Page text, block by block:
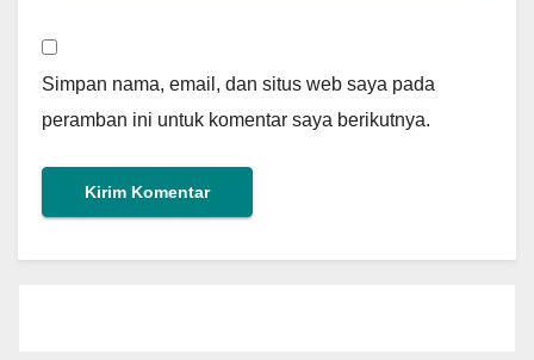
Simpan nama, email, dan situs web saya pada
peramban ini untuk komentar saya berikutnya.